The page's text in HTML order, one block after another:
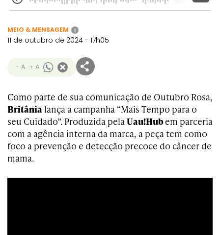
MEIO & MENSAGEM i
11 de outubro de 2024 - 17h05
- A + A
Como parte de sua comunicação de Outubro Rosa,
Britânia lança a campanha “Mais Tempo para o
seu Cuidado”. Produzida pelaUau!Hubem parceria
com a agência interna da marca, a peça tem como
foco a prevenção e detecção precoce do câncer de
mama.